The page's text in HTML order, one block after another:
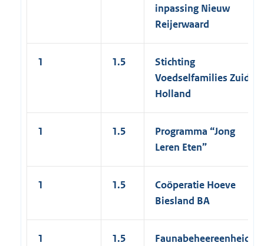
inpassing Nieuw
Reijerwaard
1 1.5
Stichting
Voedselfamilies Zuid-
Holland
1 1.5
Programma “Jong
Leren Eten”
1 1.5
Coöperatie Hoeve
Biesland BA
1 1.5
Faunabeheereenheid